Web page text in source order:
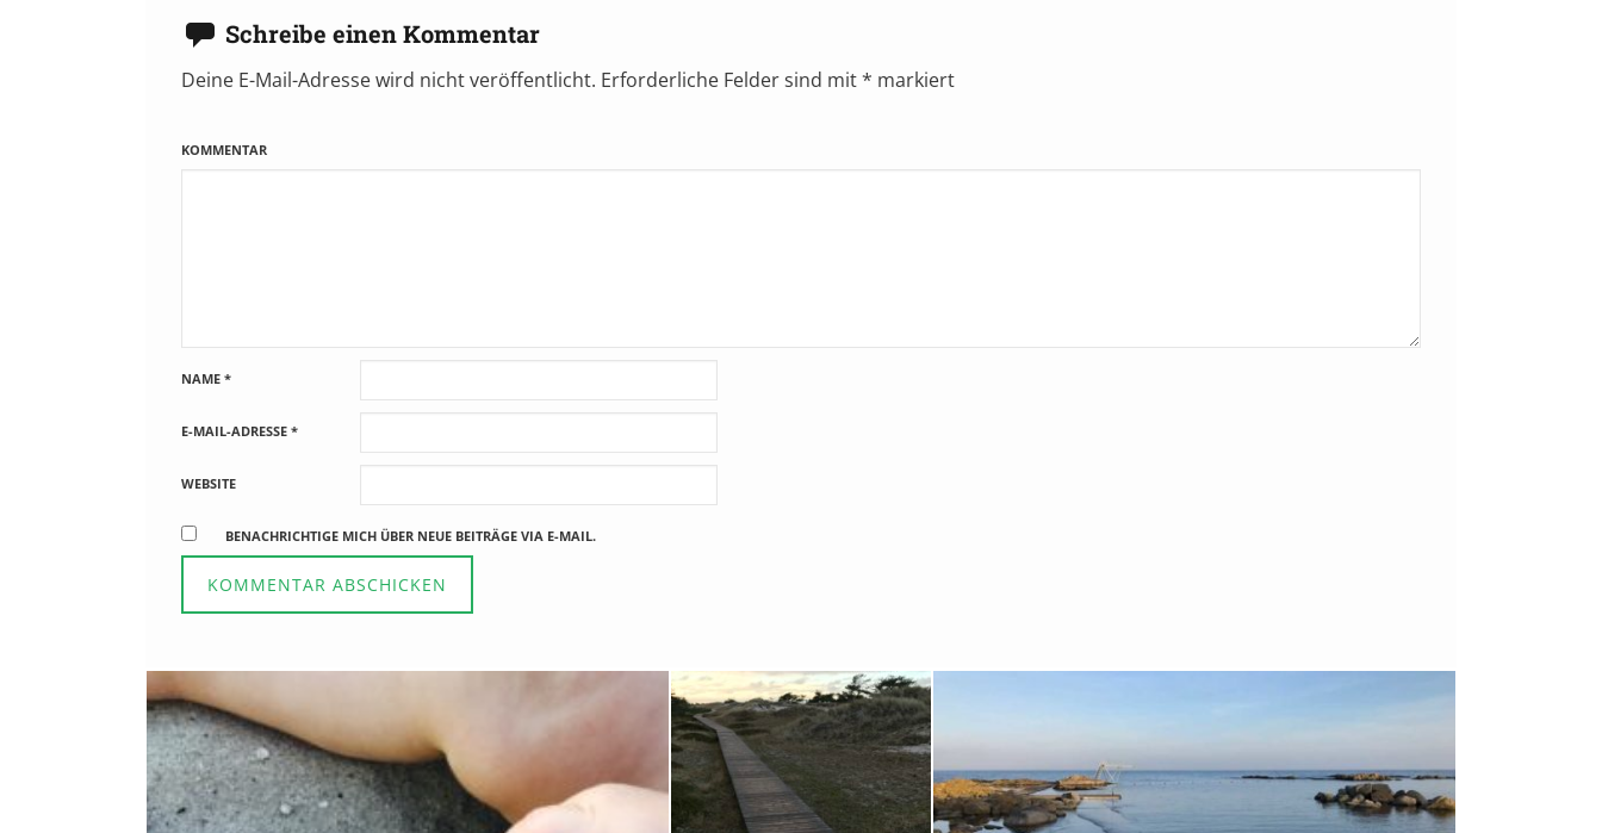
Schreibe einen Kommentar
Deine E-Mail-Adresse wird nicht veröffentlicht. Erforderliche Felder sind mit* markiert
KOMMENTAR
NAME *
E-MAIL-ADRESSE *
WEBSITE
BENACHRICHTIGE MICH ÜBER NEUE BEITRÄGE VIA E-MAIL.
Fischland
12. FEBRUAR 2019
Bornholm
29. OKTOBER 2018